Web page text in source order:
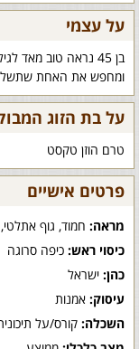
על עצמי
בן 45 נראה טוב מאד
ומחפש את האחת שתשלים
על בת הזוג
טרם הוזן טקסט
פרטים אישיים
מראה: חמוד, גוף
כיסוי ראש: כיפה סרוגה
כהן: ישראל
עיסוק: אמנות
השכלה: קורס/על